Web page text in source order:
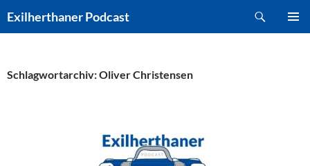
Inhalt
Exilherthaner Podcast
Schlagwortarchiv: Oliver Christensen